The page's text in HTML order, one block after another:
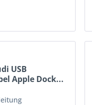
USB
Apple Dock...